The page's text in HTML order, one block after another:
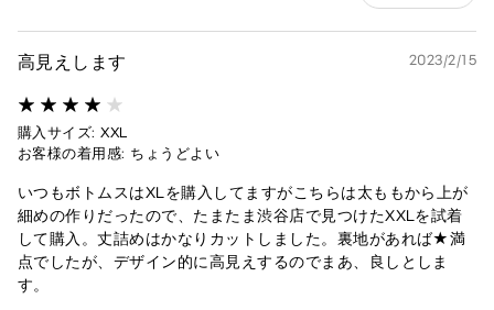
高見えします 2023/2/15
購入サイズ: XXL
お客様の着用感: ちょうどよい
いつもボトムスはXLを購入してますがこちらは太ももから上が
細めの作りだったので、たまたま渋谷店で見つけたXXLを試着
して購入。丈詰めはかなりカットしました。裏地があれば★満
点でしたが、デザイン的に高見えするのでまあ、良しとしま
す。